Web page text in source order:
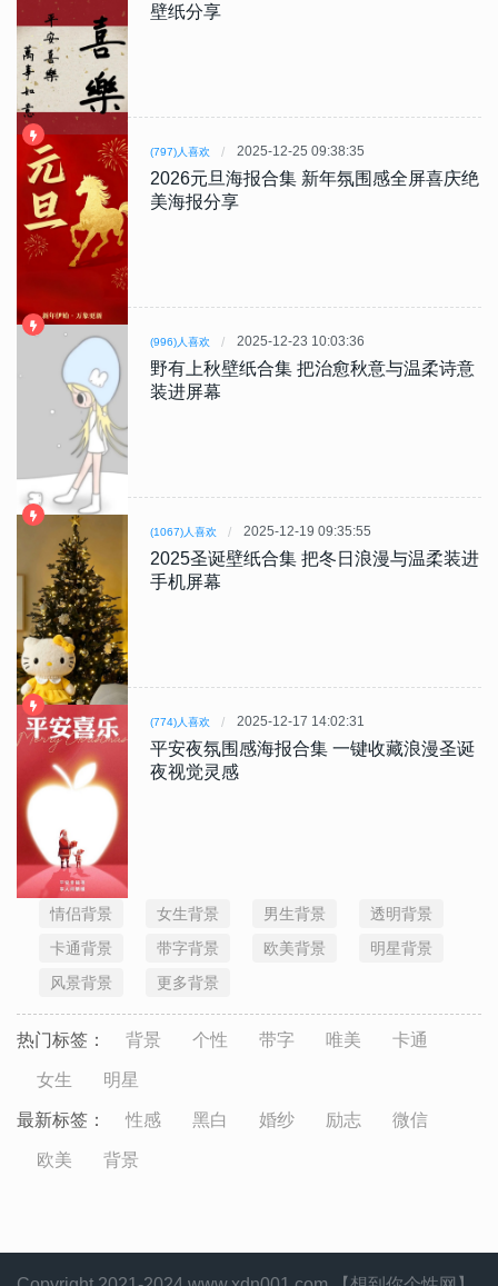
壁纸分享
(797)人喜欢 2025-12-25 09:38:35
2026元旦海报合集 新年氛围感全屏喜庆绝
美海报分享
(996)人喜欢 2025-12-23 10:03:36
野有上秋壁纸合集 把治愈秋意与温柔诗意
装进屏幕
(1067)人喜欢 2025-12-19 09:35:55
2025圣诞壁纸合集 把冬日浪漫与温柔装进
手机屏幕
(774)人喜欢 2025-12-17 14:02:31
平安夜氛围感海报合集 一键收藏浪漫圣诞
夜视觉灵感
情侣背景 女生背景 男生背景
透明背景
卡通背景
带字背景 欧美背景
明星背景
风景背景
更多背景
热门标签： 背景 个性 带字 唯美 卡通
女生 明星
最新标签： 性感 黑白 婚纱 励志 微信
欧美 背景